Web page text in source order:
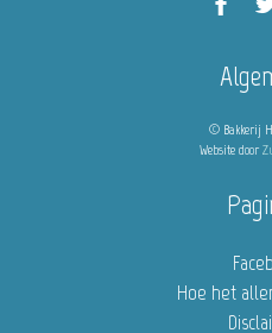
© Bakkerij
Website door
Hoe het